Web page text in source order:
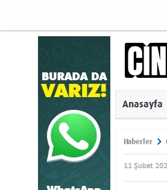
Anasayfa
Haberler
11 Şubat